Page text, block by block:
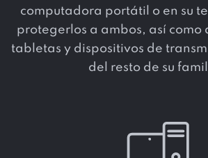
computadora portátil o en su
protegerlos a ambos, así como
tabletas y dispositivos de
del resto de su